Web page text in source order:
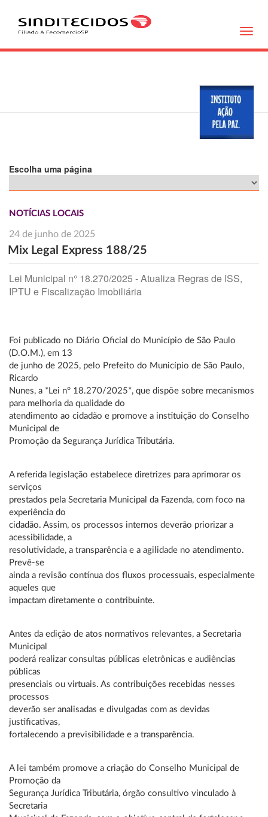
Escolha uma página
NOTÍCIAS LOCAIS
24 de junho de 2025
Mix Legal Express 188/25
Lei Municipal n° 18.270/2025 - Atualiza Regras de ISS,
IPTU e Fiscalização Imobiliária
Foi publicado no Diário Oficial do Município de São Paulo
(D.O.M.), em 13
de junho de 2025, pelo Prefeito do Município de São Paulo,
Ricardo
Nunes, a *Lei n° 18.270/2025*, que dispõe sobre mecanismos
para melhoria da qualidade do
atendimento ao cidadão e promove a instituição do Conselho
Municipal de
Promoção da Segurança Jurídica Tributária.
A referida legislação estabelece diretrizes para aprimorar os
serviços
prestados pela Secretaria Municipal da Fazenda, com foco na
experiência do
cidadão. Assim, os processos internos deverão priorizar a
acessibilidade, a
resolutividade, a transparência e a agilidade no atendimento.
Prevê-se
ainda a revisão contínua dos fluxos processuais, especialmente
aqueles que
impactam diretamente o contribuinte.
Antes da edição de atos normativos relevantes, a Secretaria
Municipal
poderá realizar consultas públicas eletrônicas e audiências
públicas
presenciais ou virtuais. As contribuições recebidas nesses
processos
deverão ser analisadas e divulgadas com as devidas
justificativas,
fortalecendo a previsibilidade e a transparência.
A lei também promove a criação do Conselho Municipal de
Promoção da
Segurança Jurídica Tributária, órgão consultivo vinculado à
Secretaria